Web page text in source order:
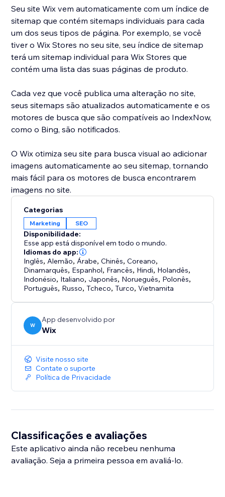
Seu site Wix vem automaticamente com um índice de
sitemap que contém sitemaps individuais para cada
um dos seus tipos de página. Por exemplo, se você
tiver o Wix Stores no seu site, seu índice de sitemap
terá um sitemap individual para Wix Stores que
contém uma lista das suas páginas de produto.
Cada vez que você publica uma alteração no site,
seus sitemaps são atualizados automaticamente e os
motores de busca que são compatíveis ao IndexNow,
como o Bing, são notificados.
O Wix otimiza seu site para busca visual ao adicionar
imagens automaticamente ao seu sitemap, tornando
mais fácil para os motores de busca encontrarem
imagens no site.
Categorias
Marketing SEO
Disponibilidade:
Esse app está disponível em todo o mundo.
Idiomas do app:
Inglês, Alemão, Árabe,Chinês,Coreano,
Dinamarquês, Espanhol, Francês, Hindi, Holandês,
Indonésio, Italiano, Japonês, Norueguês, Polonês,
Português, Russo,Tcheco,Turco,Vietnamita
W
App desenvolvido por
Wix
Visite nosso site
Contate o suporte
Política de Privacidade
Classificações e avaliações
Este aplicativo ainda não recebeu nenhuma
avaliação. Seja a primeira pessoa em avaliá-lo.